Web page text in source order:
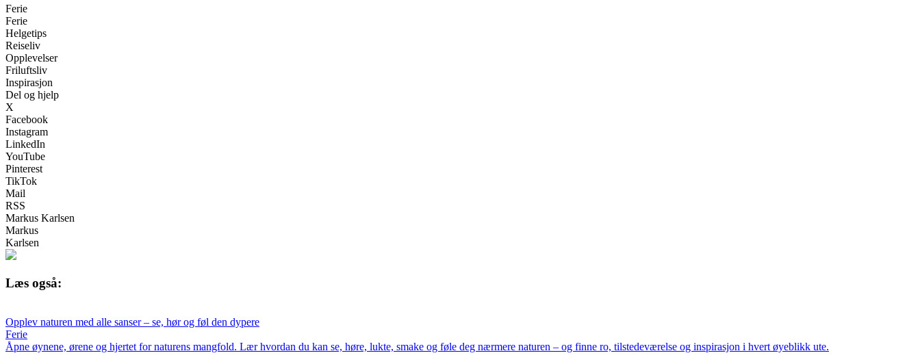
Ferie
Ferie
Helgetips
Reiseliv
Opplevelser
Friluftsliv
Inspirasjon
Del og hjelp
X
Facebook
Instagram
LinkedIn
YouTube
Pinterest
TikTok
Mail
RSS
Markus Karlsen
Markus
Karlsen
Læs også:
Opplev naturen med alle sanser – se, hør og føl den dypere
Ferie
Åpne øynene, ørene og hjertet for naturens mangfold. Lær hvordan du kan se, høre, lukte, smake og føle deg nærmere naturen – og finne ro, tilstedeværelse og inspirasjon i hvert øyeblikk ute.